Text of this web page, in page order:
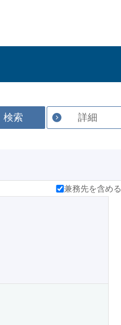
検索 詳細
兼務先を含める